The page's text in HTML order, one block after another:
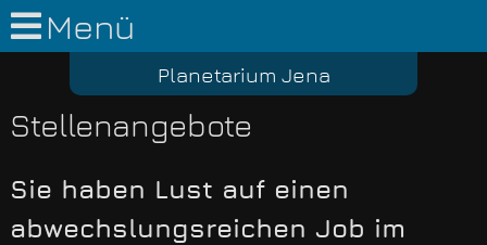
Menü
Planetarium Jena
Stellenangebote
Sie haben Lust auf einen
abwechslungsreichen Job im